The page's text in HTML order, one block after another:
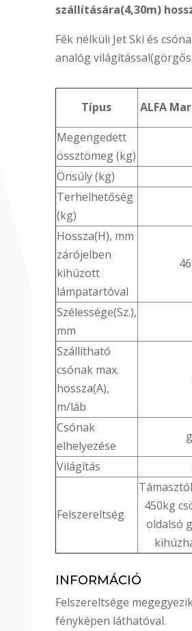
szállítására(4,30m)
Fék nélküli Jet Ski és
analóg
Típus
ALFA
Megengedett
össztömeg (kg)
Önsúly (kg)
Terhelhetőség
(kg)
Hossza(H), mm
zárójelben
kihúzott
lámpatartóval
Szélessége(Sz.),
mm
Szállítható
csónak max.
hossza(A),
m/láb
Csónak
elhelyezése
Világítás
Felszereltség
450kg
oldalsó
INFORMÁCIÓ
Felszereltsége
fényképen láthatóval.